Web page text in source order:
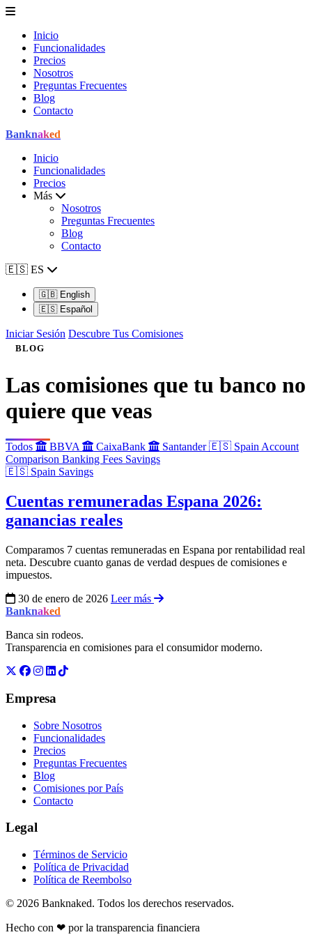
Inicio
Funcionalidades
Precios
Nosotros
Preguntas Frecuentes
Blog
Contacto
Banknaked
Inicio
Funcionalidades
Precios
Más
Nosotros
Preguntas Frecuentes
Blog
Contacto
🇪🇸 ES
🇬🇧English
🇪🇸Español
Iniciar Sesión Descubre Tus Comisiones
BLOG
Las comisiones que tu banco no
quiere que veas
Todos BBVA CaixaBank Santander🇪🇸 SpainAccount
Comparison Banking Fees Savings
🇪🇸 Spain Savings
Cuentas remuneradas Espana 2026:
ganancias reales
Comparamos 7 cuentas remuneradas en Espana por rentabilidad real
neta. Descubre cuanto ganas de verdad despues de comisiones e
impuestos.
30 de enero de 2026 Leer más
Banknaked
Banca sin rodeos.
Transparencia en comisiones para el consumidor moderno.
Empresa
Sobre Nosotros
Funcionalidades
Precios
Preguntas Frecuentes
Blog
Comisiones por País
Contacto
Legal
Términos de Servicio
Política de Privacidad
Política de Reembolso
© 2026 Banknaked. Todos los derechos reservados.
Hecho con ❤ por la transparencia financiera